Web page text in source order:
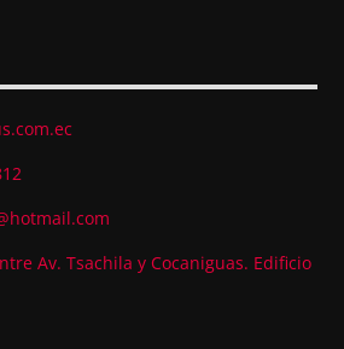
Av. Tsachila y Cocaniguas. Edificio